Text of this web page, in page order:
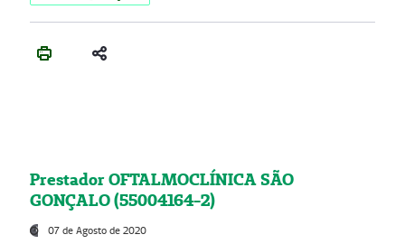
Prestador OFTALMOCLÍNICA SÃO
GONÇALO (55004164-2)
07 de Agosto de 2020